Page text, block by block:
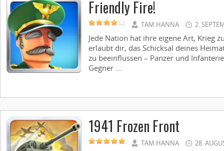
Friendly Fire!
TAM HANNA 2.
Jede Nation hat ihre eigene Art, Krieg
erlaubt dir, das Schicksal deines
zu beeinflussen – Panzer und
Gegner ...
1941 Frozen Front
TAM HANNA 28.